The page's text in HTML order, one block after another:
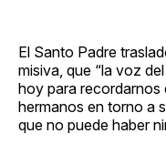
El Santo Padre
misiva, que “la voz
hoy para
hermanos en torno a
que no puede haber